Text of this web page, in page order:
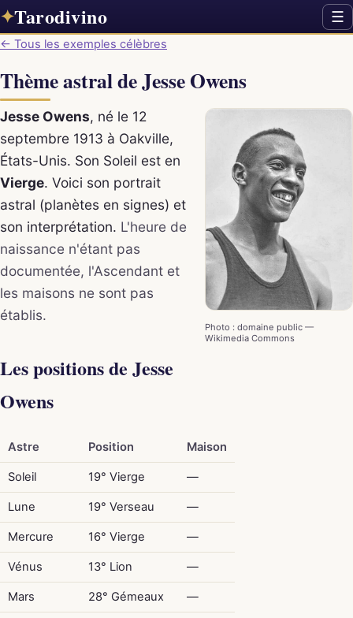
✦Tarodivino ☰
← Tous les exemples célèbres
Thème astral de Jesse Owens
Photo : domaine public —
Wikimedia Commons
Jesse Owens, né le 12
septembre 1913 à Oakville,
États-Unis. Son Soleil est en
Vierge. Voici son portrait
astral (planètes en signes) et
son interprétation. L'heure de
naissance n'étant pas
documentée, l'Ascendant et
les maisons ne sont pas
établis.
Les positions de Jesse
Owens
Astre Position Maison
Soleil 19° Vierge —
Lune 19° Verseau —
Mercure 16° Vierge —
Vénus 13° Lion —
Mars 28° Gémeaux —